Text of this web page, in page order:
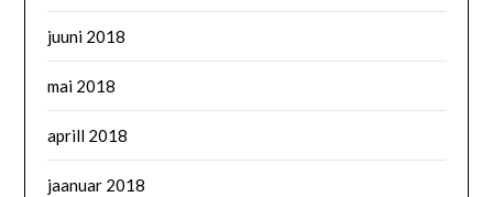
juuni 2018
mai 2018
aprill 2018
jaanuar 2018